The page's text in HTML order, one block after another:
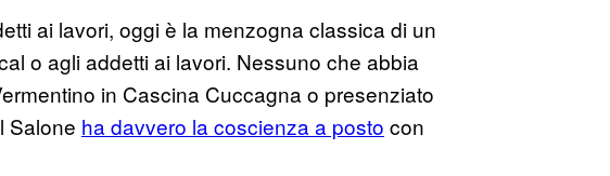
ai lavori, oggi è la menzogna classica di un
o agli addetti ai lavori. Nessuno che abbia
in Cascina Cuccagna o presenziato
Salone ha davvero la coscienza a posto con